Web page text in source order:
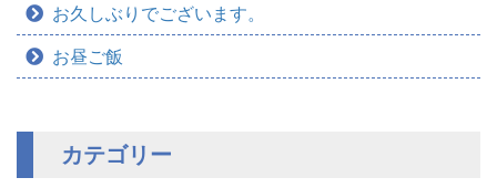
お久しぶりでございます。
お昼ご飯
カテゴリー